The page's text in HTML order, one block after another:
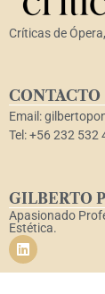
Críticas de
CONTACTO
Email:
Tel: +56 232 532
GILBERTO
Apasionado
Estética.